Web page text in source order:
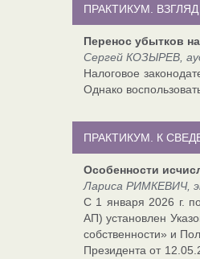
ПРАКТИКУМ.
Перенос убытков
Сергей КОЗЫРЕВ,
Налоговое
Однако
ПРАКТИКУМ. К
Особенности
Лариса РИМКЕВИЧ,
С 1 января 2026 г.
АП) установлен
собственности» и
Президента от